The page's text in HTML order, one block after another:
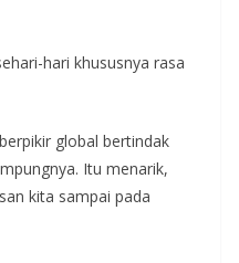
hari khususnya rasa
global bertindak
Itu menarik,
kita sampai pada